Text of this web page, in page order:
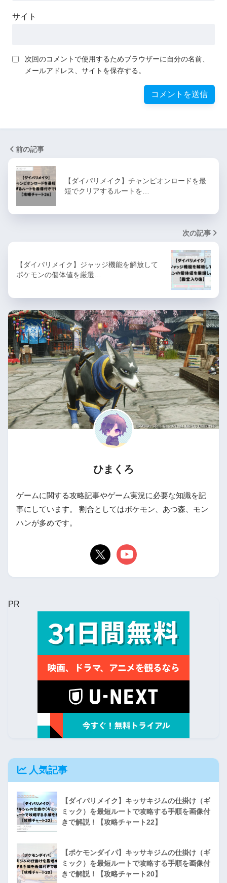
サイト
次回のコメントで使用するためブラウザーに自分の名前、
メールアドレス、サイトを保存する。
前の記事
【ダイパリメイク】チャンピオンロードを最
短でクリアするルートを…
次の記事
【ダイパリメイク】ジャッジ機能を解放して
ポケモンの個体値を厳選…
ひまくろ
ゲームに関する攻略記事やゲーム実況に必要な知識を記
事にしています。 割合としてはポケモン、あつ森、モン
ハンが多めです。
PR
人気記事
【ダイパリメイク】キッサキジムの仕掛け（ギ
ミック）を最短ルートで攻略する手順を画像付
きで解説！【攻略チャート22】
【ポケモンダイパ】キッサキジムの仕掛け（ギ
ミック）を最短ルートで攻略する手順を画像付
きで解説！【攻略チャート20】